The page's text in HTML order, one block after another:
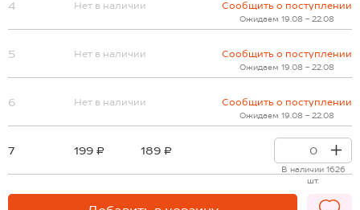
4 Нет в наличии Сообщить о поступлении
Ожидаем 19.08 - 22.08
5 Нет в наличии Сообщить о поступлении
Ожидаем 19.08 - 22.08
6 Нет в наличии Сообщить о поступлении
Ожидаем 19.08 - 22.08
7 199 ₽ 189 ₽
В наличии 1626
шт.